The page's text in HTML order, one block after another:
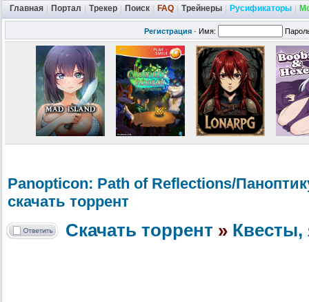
Главная Портал Трекер Поиск FAQ Трейнеры Русификаторы
Регистрация · Имя:
Panopticon: Path of Reflections/
скачать торрент
Скачать торрент » Квесты,